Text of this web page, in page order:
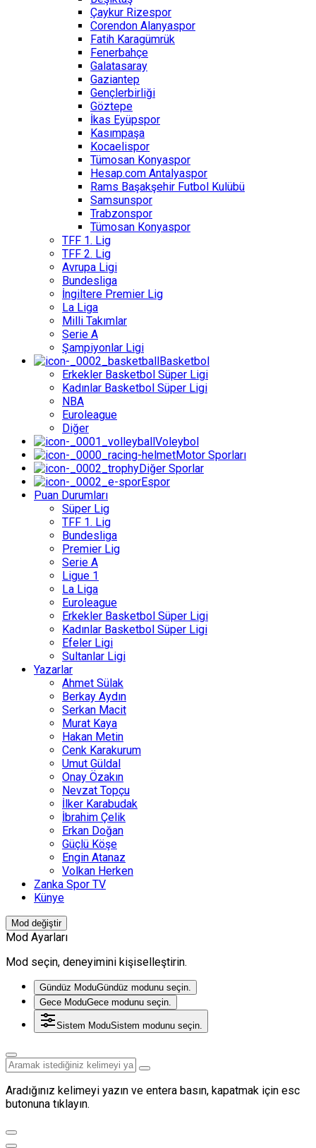
Çaykur Rizespor
Corendon Alanyaspor
Fatih Karagümrük
Fenerbahçe
Galatasaray
Gaziantep
Gençlerbirliği
Göztepe
İkas Eyüpspor
Kasımpaşa
Kocaelispor
Tümosan Konyaspor
Hesap.com Antalyaspor
Rams Başakşehir Futbol Kulübü
Samsunspor
Trabzonspor
Tümosan Konyaspor
TFF 1. Lig
TFF 2. Lig
Avrupa Ligi
Bundesliga
İngiltere Premier Lig
La Liga
Milli Takımlar
Serie A
Şampiyonlar Ligi
Basketbol
Erkekler Basketbol Süper Ligi
Kadınlar Basketbol Süper Ligi
NBA
Euroleague
Diğer
Voleybol
Motor Sporları
Diğer Sporlar
Espor
Puan Durumları
Süper Lig
TFF 1. Lig
Bundesliga
Premier Lig
Serie A
Ligue 1
La Liga
Euroleague
Erkekler Basketbol Süper Ligi
Kadınlar Basketbol Süper Ligi
Efeler Ligi
Sultanlar Ligi
Yazarlar
Ahmet Sülak
Berkay Aydın
Serkan Macit
Murat Kaya
Hakan Metin
Cenk Karakurum
Umut Güldal
Onay Özakın
Nevzat Topçu
İlker Karabudak
İbrahim Çelik
Erkan Doğan
Güçlü Köşe
Engin Atanaz
Volkan Herken
Zanka Spor TV
Künye
Mod değiştir
Mod Ayarları
Mod seçin, deneyimini kişiselleştirin.
Gündüz ModuGündüz modunu seçin.
Gece ModuGece modunu seçin.
Sistem ModuSistem modunu seçin.
Aradığınız kelimeyi yazın ve entera basın, kapatmak için esc
butonuna tıklayın.